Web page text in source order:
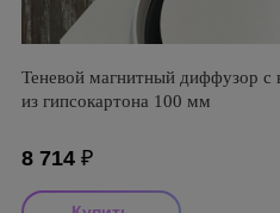
Теневой магнитный диффузор с
из гипсокартона 100 мм
8 714 ₽